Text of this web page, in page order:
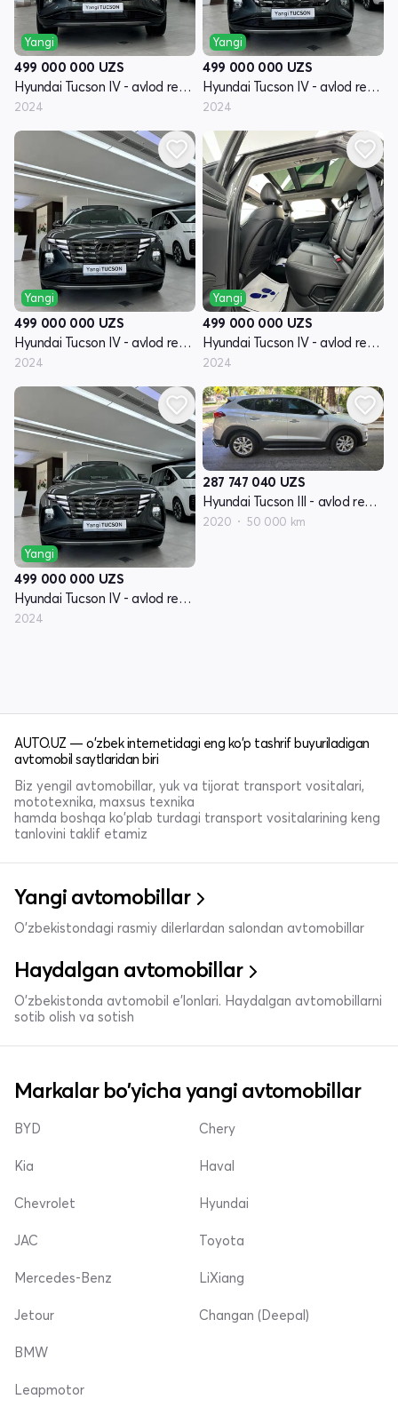
Yangi
499 000 000 UZS
Hyundai Tucson IV - avlod restyling
2024
Yangi
499 000 000 UZS
Hyundai Tucson IV - avlod restyling
2024
Yangi
499 000 000 UZS
Hyundai Tucson IV - avlod restyling
2024
Yangi
499 000 000 UZS
Hyundai Tucson IV - avlod restyling
2024
Yangi
499 000 000 UZS
Hyundai Tucson IV - avlod restyling
2024
287 747 040 UZS
Hyundai Tucson III - avlod restyling
2020 50 000 km
AUTO.UZ — o'zbek internetidagi eng ko'p tashrif buyuriladigan
avtomobil saytlaridan biri
Biz yengil avtomobillar, yuk va tijorat transport vositalari,
mototexnika, maxsus texnika
hamda boshqa ko'plab turdagi transport vositalarining keng
tanlovini taklif etamiz
Yangi avtomobillar
O'zbekistondagi rasmiy dilerlardan salondan avtomobillar
Haydalgan avtomobillar
O'zbekistonda avtomobil e’lonlari. Haydalgan avtomobillarni
sotib olish va sotish
Markalar bo'yicha yangi avtomobillar
BYD
Kia
Chevrolet
Chery
Haval
Hyundai
JAC
Mercedes-Benz
Jetour
Toyota
LiXiang
Changan (Deepal)
BMW
Leapmotor